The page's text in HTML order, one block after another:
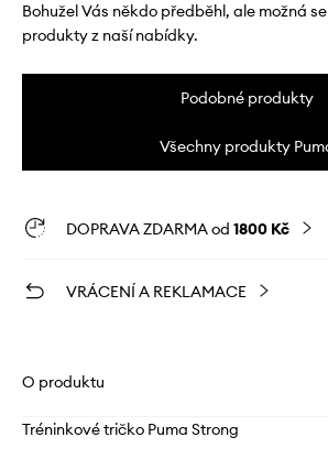
Bohužel Vás někdo předběhl, ale možná
produkty z naší nabídky.
Podobné produkty
Všechny produkty
DOPRAVA ZDARMA od 1800 Kč
VRÁCENÍ A REKLAMACE
O produktu
Tréninkové tričko Puma Strong